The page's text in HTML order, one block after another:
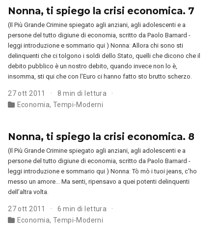
Nonna, ti spiego la crisi economica. 7
(Il Più Grande Crimine spiegato agli anziani, agli adolescenti e a
persone del tutto digiune di economia, scritto da Paolo Barnard -
leggi introduzione e sommario qui ) Nonna: Allora chi sono sti
delinquenti che ci tolgono i soldi dello Stato, quelli che dicono che il
debito pubblico è un nostro debito, quando invece non lo è,
insomma, sti qui che con l’Euro ci hanno fatto sto brutto scherzo.
27 ott 2011
8 min di lettura
Economia, Tempi-Moderni
Nonna, ti spiego la crisi economica. 8
(Il Più Grande Crimine spiegato agli anziani, agli adolescenti e a
persone del tutto digiune di economia, scritto da Paolo Barnard -
leggi introduzione e sommario qui ) Nonna: Tò mò i tuoi jeans, c’ho
messo un amore… Ma senti, ripensavo a quei potenti delinquenti
dell’altra volta.
27 ott 2011
6 min di lettura
Economia, Tempi-Moderni